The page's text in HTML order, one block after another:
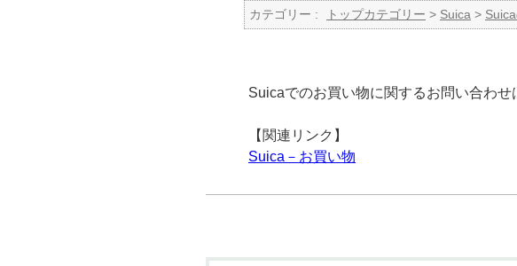
カテゴリー : トップカテゴリー > Suica >
Suicaでのお買い物に関するお問い合わ
【関連リンク】
Suica－お買い物